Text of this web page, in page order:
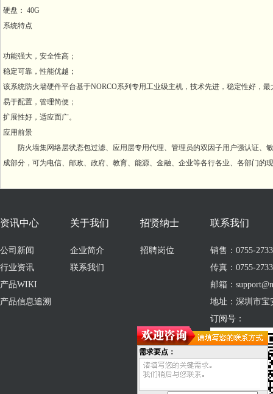
硬盘： 40G
系统特点
功能强大，安全性高；
稳定可靠，性能优越；
该系统防火墙硬件平台基于NORCO系列专用工业级主机，技术先进，稳定性好，
易于配置，管理简便；
扩展性好，适应面广。
应用前景
防火墙集网络层状态包过滤、应用层专用代理、管理员的双因子用户强认证、
成部分，可为电信、邮政、政府、教育、能源、金融、企业等各行各业、各部门的
资讯中心
公司新闻
行业资讯
产品WIKI
产品信息追溯
关于我们
企业简介
联系我们
招贤纳士
招聘岗位
联系我们
销售：0755-
传真：0755-
邮箱：
地址：深圳市宝
订阅号：